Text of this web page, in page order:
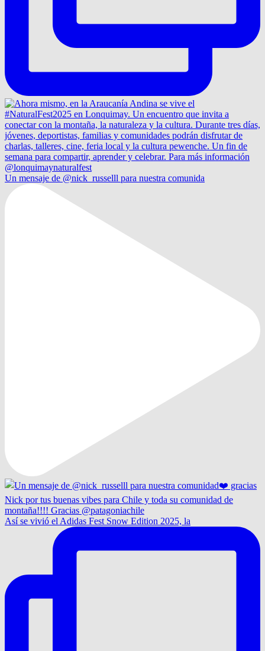
Un mensaje de @nick_russelll para nuestra comunida
Así se vivió el Adidas Fest Snow Edition 2025, la